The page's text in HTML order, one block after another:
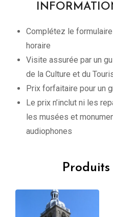
Complétez le
horaire
Visite assurée par un
de la Culture et du
Prix forfaitaire pour un
Le prix n’inclut ni les
les musées et
audiophones